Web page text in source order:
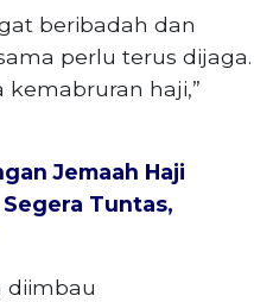
beribadah dan
perlu terus dijaga.
haji,”
Jemaah Haji
Tuntas,
diimbau